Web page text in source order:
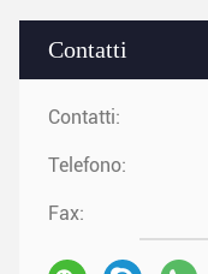
Contatti
Contatti:
Telefono:
Fax: